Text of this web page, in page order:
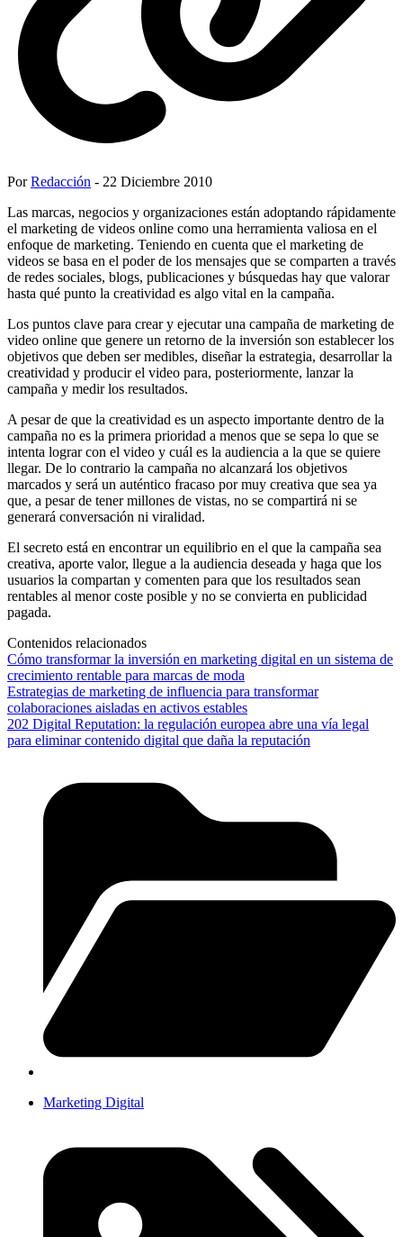
PorRedacción - 22 Diciembre 2010
Las marcas, negocios y organizaciones están adoptando rápidamente
el marketing de videos online como una herramienta valiosa en el
enfoque de marketing. Teniendo en cuenta que el marketing de
videos se basa en el poder de los mensajes que se comparten a través
de redes sociales, blogs, publicaciones y búsquedas hay que valorar
hasta qué punto la creatividad es algo vital en la campaña.
Los puntos clave para crear y ejecutar una campaña de marketing de
video online que genere un retorno de la inversión son establecer los
objetivos que deben ser medibles, diseñar la estrategia, desarrollar la
creatividad y producir el video para, posteriormente, lanzar la
campaña y medir los resultados.
A pesar de que la creatividad es un aspecto importante dentro de la
campaña no es la primera prioridad a menos que se sepa lo que se
intenta lograr con el video y cuál es la audiencia a la que se quiere
llegar. De lo contrario la campaña no alcanzará los objetivos
marcados y será un auténtico fracaso por muy creativa que sea ya
que, a pesar de tener millones de vistas, no se compartirá ni se
generará conversación ni viralidad.
El secreto está en encontrar un equilibrio en el que la campaña sea
creativa, aporte valor, llegue a la audiencia deseada y haga que los
usuarios la compartan y comenten para que los resultados sean
rentables al menor coste posible y no se convierta en publicidad
pagada.
Contenidos relacionados
Cómo transformar la inversión en marketing digital en un sistema de
crecimiento rentable para marcas de moda
Estrategias de marketing de influencia para transformar
colaboraciones aisladas en activos estables
202 Digital Reputation: la regulación europea abre una vía legal
para eliminar contenido digital que daña la reputación
Marketing Digital